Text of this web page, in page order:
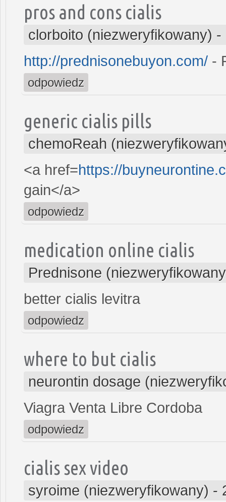
pros and cons cialis
clorboito (niezweryfikowany) -
http://prednisonebuyon.com/ -
odpowiedz
generic cialis pills
chemoReah
<a href=https://
gain</a>
odpowiedz
medication online cialis
Prednisone
better cialis levitra
odpowiedz
where to but cialis
neurontin dosage
Viagra Venta Libre Cordoba
odpowiedz
cialis sex video
syroime (niezweryfikowany) -